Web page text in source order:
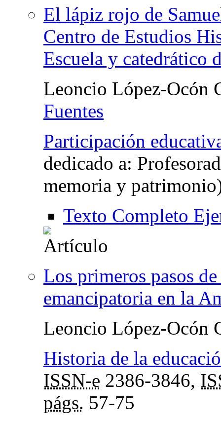
El lápiz rojo de
Centro de Estudios
Escuela y catedrático
Leoncio López-Ocón
Fuentes
Participación
dedicado a:
memoria y
Texto Completo
Los primeros pasos
emancipatoria en la
Leoncio López-Ocón
Historia de la
ISSN-e 2386-3846,
págs. 57-75